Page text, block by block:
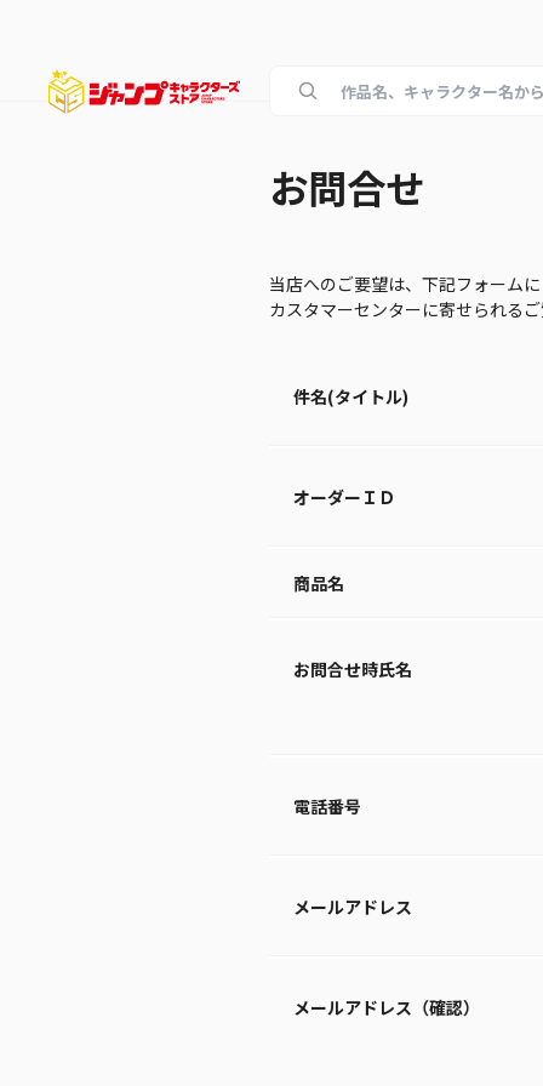
お問合せ
当店へのご要望は、下記フォーム
カスタマーセンターに寄せられる
件名(タイトル)
オーダーＩＤ
商品名
お問合せ時氏名
電話番号
メールアドレス
メールアドレス（確認）